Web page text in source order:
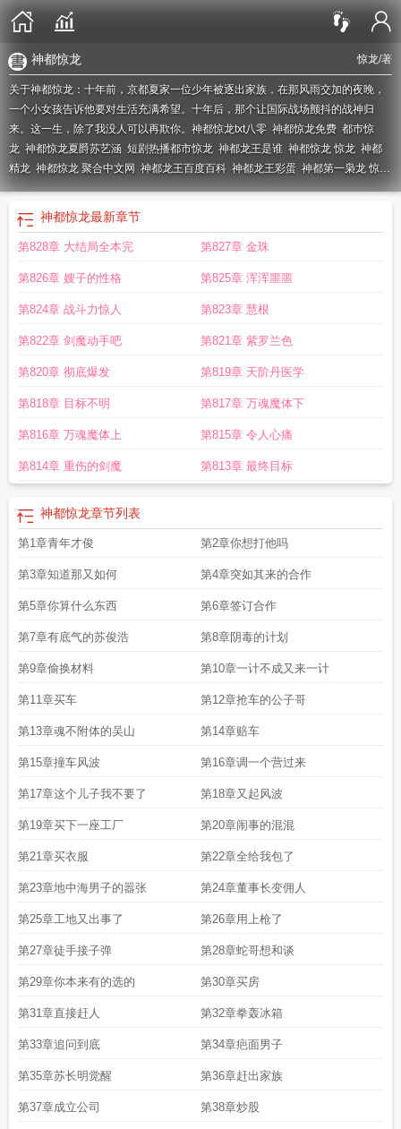
惊龙/著
神都惊龙
关于神都惊龙：十年前，京都夏家一位少年被逐出家族，在那风雨交加的夜晚，
一个小女孩告诉他要对生活充满希望。十年后，那个让国际战场颤抖的战神归
来。这一生，除了我没人可以再欺你。 神都惊龙txt八零 神都惊龙免费 都巿惊
龙 神都惊龙夏爵苏艺涵 短剧热播都市惊龙 神都龙王是谁 神都惊龙 惊龙 神都
精龙 神都惊龙 聚合中文网 神都龙王百度百科 神都龙王彩蛋 神都第一枭龙 惊
龙神都惊龙杨玄一笔趣阁都市惊龙神都惊龙全文免费阅读神都惊龙杨玄神都
惊龙夏爵全文
神都惊龙夏爵
阅读
阅读神都景龙神都战龙神都惊龙短剧神都惊龙免费阅读
解析
神都惊龙杨玄免费阅读
神都惊龙最新章节
第828章 大结局全本完 第827章 金珠
第826章 嫂子的性格 第825章 浑浑噩噩
第824章 战斗力惊人 第823章 慧根
第822章 剑魔动手吧 第821章 紫罗兰色
第820章 彻底爆发 第819章 天阶丹医学
第818章 目标不明 第817章 万魂魔体下
第816章 万魂魔体上 第815章 令人心痛
第814章 重伤的剑魔 第813章 最终目标
神都惊龙章节列表
第1章青年才俊 第2章你想打他吗
第3章知道那又如何 第4章突如其来的合作
第5章你算什么东西 第6章签订合作
第7章有底气的苏俊浩 第8章阴毒的计划
第9章偷换材料 第10章一计不成又来一计
第11章买车 第12章抢车的公子哥
第13章魂不附体的吴山 第14章赔车
第15章撞车风波 第16章调一个营过来
第17章这个儿子我不要了 第18章又起风波
第19章买下一座工厂 第20章闹事的混混
第21章买衣服 第22章全给我包了
第23章地中海男子的嚣张 第24章董事长变佣人
第25章工地又出事了 第26章用上枪了
第27章徒手接子弹 第28章蛇哥想和谈
第29章你本来有的选的 第30章买房
第31章直接赶人 第32章拳轰冰箱
第33章追问到底 第34章疤面男子
第35章苏长明觉醒 第36章赶出家族
第37章成立公司 第38章炒股